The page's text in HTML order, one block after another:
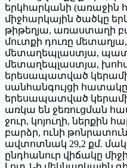
երկհարկանի (առաջին
միջհարկային ծածկը
թիթեղյա, առաստաղի
մուտքի դուռը
մետաղեպլաստյա,
մետաղեպլաստյա,
երեսապատված
սանհանգույցի
երեսապատված
առկա են ջեռուցման
ջուր, կոյուղի, ներքին
բարձր, ունի
ավտոտնակ 29,2 քմ.
ընդհանուր վիճակը